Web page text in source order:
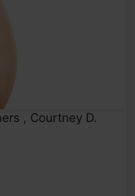
, Courtney D.